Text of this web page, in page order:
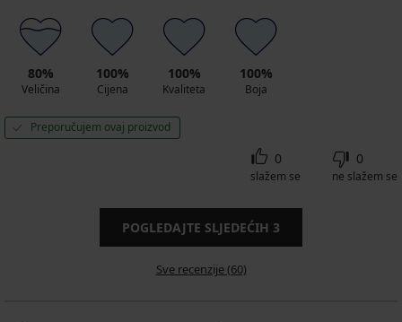
80%
Veličina
100%
Cijena
100%
Kvaliteta
100%
Boja
Preporučujem ovaj proizvod
0
slažem se
0
ne slažem se
POGLEDAJTE SLJEDEĆIH 3
Sve recenzije (60)